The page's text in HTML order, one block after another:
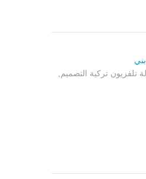
تلفزيون تركية التصميم,